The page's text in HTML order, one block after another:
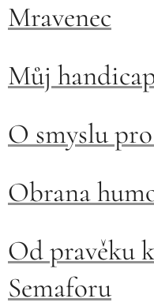
Mravenec
Můj
O smyslu
Obrana
Od pravěku
Semaforu